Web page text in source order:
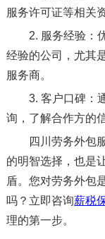
服务许可证等相关
2. 服务经验：
经验的公司，尤其
服务商。
3. 客户口碑：
询，了解合作方的
四川劳务外包
的明智选择，也是
盾。您对劳务外包
吗？立即咨询薪税
理的第一步。